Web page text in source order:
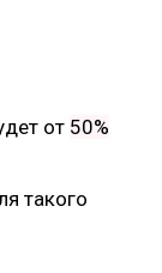
от 50%
такого